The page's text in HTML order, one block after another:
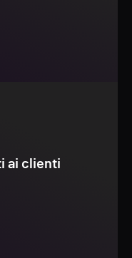
ai clienti